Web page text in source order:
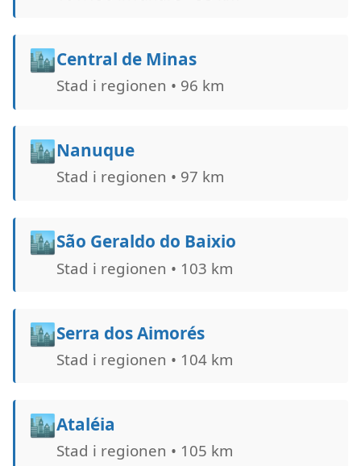
🏙️Central de Minas
Stad i regionen • 96 km
🏙️Nanuque
Stad i regionen • 97 km
🏙️São Geraldo do Baixio
Stad i regionen • 103 km
🏙️Serra dos Aimorés
Stad i regionen • 104 km
🏙️Ataléia
Stad i regionen • 105 km